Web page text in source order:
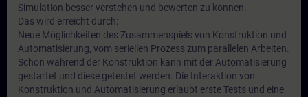
Simulation besser verstehen und bewerten zu können.
Das wird erreicht durch:
Neue Möglichkeiten des Zusammenspiels von Konstruktion und
Automatisierung, vom seriellen Prozess zum parallelen Arbeiten.
Schon während der Konstruktion kann mit der Automatisierung
gestartet und diese getestet werden. Die Interaktion von
Konstruktion und Automatisierung erlaubt erste Tests und eine